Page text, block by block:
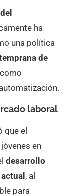
ha
una política
de
como
laboral
que el
en
desarrollo
, al
para